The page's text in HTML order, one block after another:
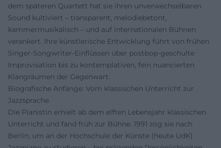
dem späteren Quartett hat sie ihren unverwechselbaren
Sound kultiviert – transparent, melodiebetont,
kammermusikalisch – und auf internationalen Bühnen
verankert. Ihre künstlerische Entwicklung führt von frühen
Singer-Songwriter-Einflüssen über postbop-geschulte
Improvisation bis zu kontemplativen, fein nuancierten
Klangräumen der Gegenwart.
Biografische Anfänge: Vom klassischen Unterricht zur
Jazzsprache
Die Pianistin erhielt ab dem elften Lebensjahr klassischen
Unterricht und fand früh zur Bühne. 1991 zog sie nach
Berlin, um an der Hochschule der Künste (heute UdK)